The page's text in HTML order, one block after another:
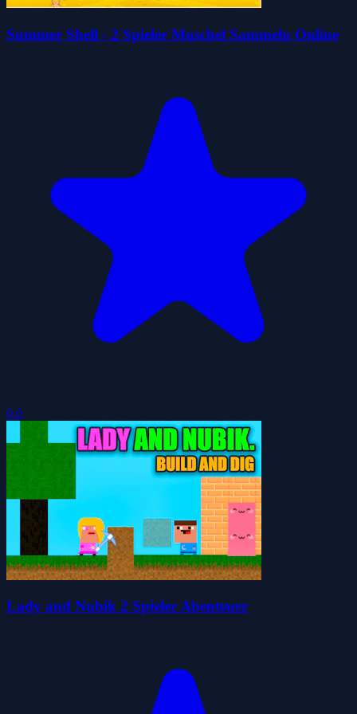
Summer Shell - 2 Spieler Muschel Sammeln Online
0.0
Lady and Nubik 2 Spieler Abenteuer